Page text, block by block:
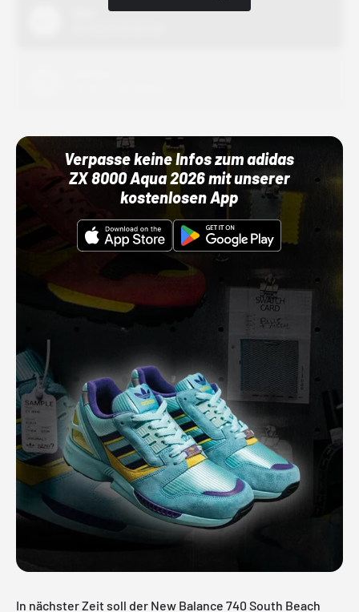
Verpasse keine Infos zum adidas
ZX 8000 Aqua 2026 mit unserer
kostenlosen App
In nächster Zeit soll der New Balance 740 South Beach